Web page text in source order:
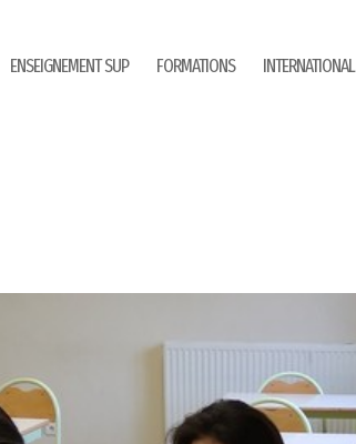
ENSEIGNEMENT SUP FORMATIONS INTERNATIONAL